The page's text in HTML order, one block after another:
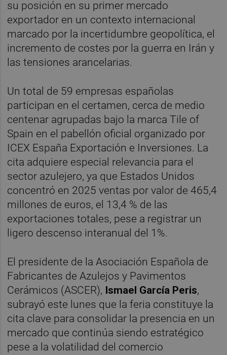
su posición en su primer mercado
exportador en un contexto internacional
marcado por la incertidumbre geopolítica, el
incremento de costes por la guerra en Irán y
las tensiones arancelarias.
Un total de 59 empresas españolas
participan en el certamen, cerca de medio
centenar agrupadas bajo la marca Tile of
Spain en el pabellón oficial organizado por
ICEX España Exportación e Inversiones. La
cita adquiere especial relevancia para el
sector azulejero, ya que Estados Unidos
concentró en 2025 ventas por valor de 465,4
millones de euros, el 13,4 % de las
exportaciones totales, pese a registrar un
ligero descenso interanual del 1%.
El presidente de la Asociación Española de
Fabricantes de Azulejos y Pavimentos
Cerámicos (ASCER), Ismael García Peris,
subrayó este lunes que la feria constituye la
cita clave para consolidar la presencia en un
mercado que continúa siendo estratégico
pese a la volatilidad del comercio